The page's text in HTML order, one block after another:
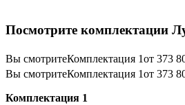
Посмотрите комплектации
Вы смотритеКомплектация 1от 373
Вы смотритеКомплектация 1от 373
Комплектация 1